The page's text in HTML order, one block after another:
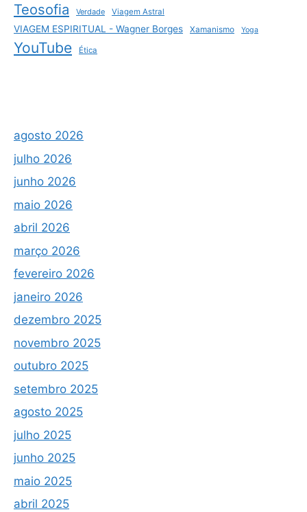
Teosofia Verdade Viagem Astral
VIAGEM ESPIRITUAL - Wagner Borges Xamanismo Yoga
YouTube Ética
agosto 2026
julho 2026
junho 2026
maio 2026
abril 2026
março 2026
fevereiro 2026
janeiro 2026
dezembro 2025
novembro 2025
outubro 2025
setembro 2025
agosto 2025
julho 2025
junho 2025
maio 2025
abril 2025